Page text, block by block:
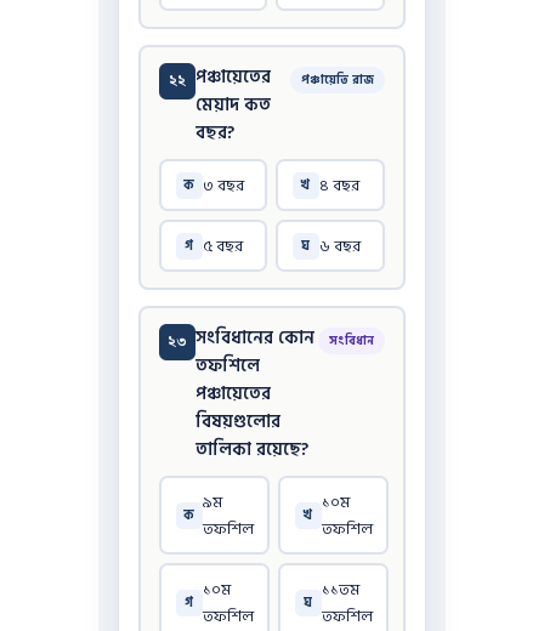
২২ পঞ্চায়েতের
মেয়াদ কত
বছর?
পঞ্চায়েতি রাজ
ক ৩ বছর খ ৪ বছর
গ ৫ বছর ঘ ৬ বছর
২৩ সংবিধানের কোন
তফশিলে
পঞ্চায়েতের
বিষয়গুলোর
তালিকা রয়েছে?
সংবিধান
ক ৯ম
তফশিল
খ ১০ম
তফশিল
গ ১০ম
তফশিল
ঘ ১১তম
তফশিল